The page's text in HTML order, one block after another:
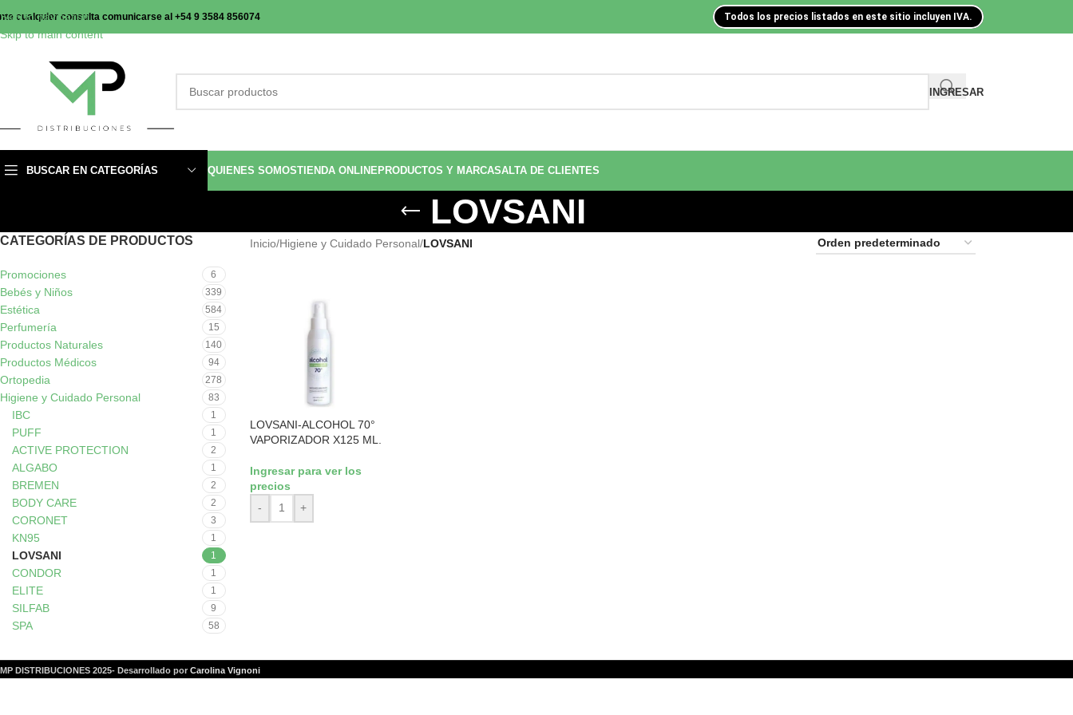
Skip to navigation
Skip to main content
cualquier consulta comunicarse al +54 9 3584 856074 Todos los precios listados en este sitio incluyen IVA.
INGRESAR
BUSCAR EN CATEGORÍAS QUIENES SOMOSTIENDA ONLINEPRODUCTOS Y MARCASALTA DE CLIENTES
LOVSANI
CATEGORÍAS DE PRODUCTOS
Promociones 6
Bebés y Niños 339
Estética 584
Perfumería 15
Productos Naturales 140
Productos Médicos 94
Ortopedia 278
Higiene y Cuidado Personal 83
IBC 1
PUFF 1
ACTIVE PROTECTION 2
ALGABO 1
BREMEN 2
BODY CARE 2
CORONET 3
KN95 1
LOVSANI 1
CONDOR 1
ELITE 1
SILFAB 9
SPA 58
Inicio/Higiene y Cuidado Personal/LOVSANI
LOVSANI-ALCOHOL 70°
VAPORIZADOR X125 ML.
Ingresar para ver los
precios
-
+
MP DISTRIBUCIONES 2025- Desarrollado por Carolina Vignoni